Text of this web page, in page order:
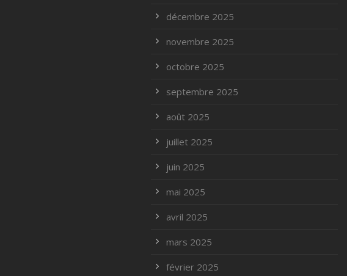
décembre 2025
novembre 2025
octobre 2025
septembre 2025
août 2025
juillet 2025
juin 2025
mai 2025
avril 2025
mars 2025
février 2025